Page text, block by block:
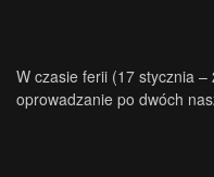
W czasie ferii (17 stycznia
oprowadzanie po dwóch